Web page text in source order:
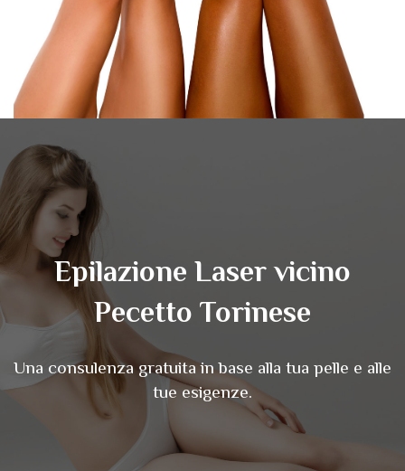
Epilazione Laser vicino
Pecetto Torinese
Una consulenza gratuita in base alla tua pelle e alle
tue esigenze.